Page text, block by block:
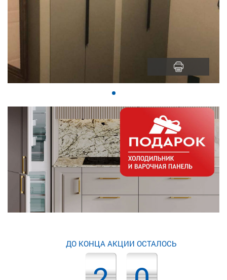
ДО КОНЦА АКЦИИ ОСТАЛОСЬ